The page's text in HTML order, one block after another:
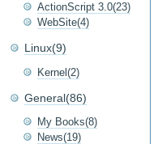
ActionScript 3.0(23)
WebSite(4)
Linux(9)
Kernel(2)
General(86)
My Books(8)
News(19)